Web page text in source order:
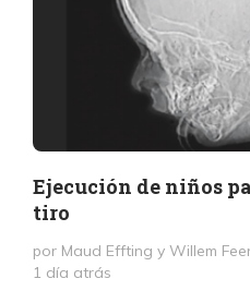
Ejecución de niños
tiro
por Maud Effting y Willem
1 día atrás